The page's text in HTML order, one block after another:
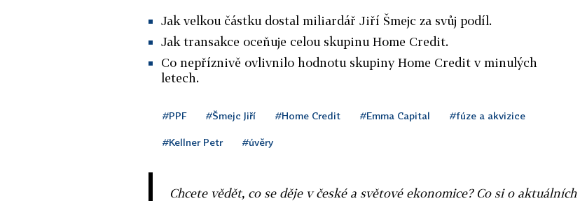
Jak velkou částku dostal miliardář Jiří Šmejc za svůj podíl.
Jak transakce oceňuje celou skupinu Home Credit.
Co nepříznivě ovlivnilo hodnotu skupiny Home Credit v minulých
letech.
#PPF #Šmejc Jiří #Home Credit #Emma Capital #fúze a akvizice
#Kellner Petr #úvěry
Chcete vědět, co se děje v české a světové ekonomice? Co si o aktuálních